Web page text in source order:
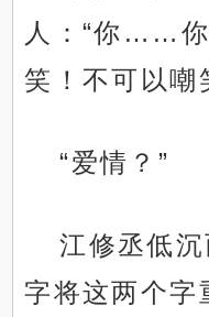
人：“你……你
笑！不可以嘲
“爱情？”
江修丞低
字将这两个字